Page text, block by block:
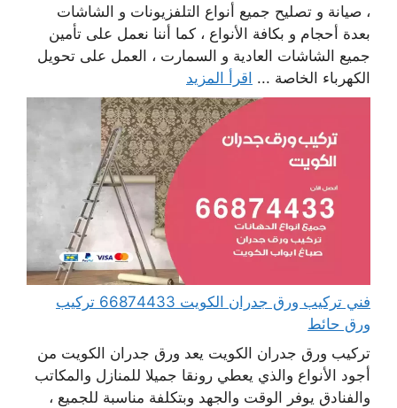
، صيانة و تصليح جميع أنواع التلفزيونات و الشاشات
بعدة أحجام و بكافة الأنواع ، كما أننا نعمل على تأمين
جميع الشاشات العادية و السمارت ، العمل على تحويل
الكهرباء الخاصة ... اقرأ المزيد
فني تركيب ورق جدران الكويت 66874433 تركيب
ورق حائط
تركيب ورق جدران الكويت يعد ورق جدران الكويت من
أجود الأنواع والذي يعطي رونقا جميلا للمنازل والمكاتب
والفنادق يوفر الوقت والجهد وبتكلفة مناسبة للجميع ،